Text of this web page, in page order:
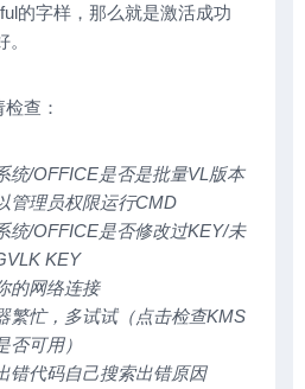
的字样，那么就是激活成功
查：
统/OFFICE是否是批量VL版本
管理员权限运行CMD
统/OFFICE是否修改过KEY/未
KEY
的网络连接
繁忙，多试试（点击检查KMS
否可用）
错代码自己搜索出错原因